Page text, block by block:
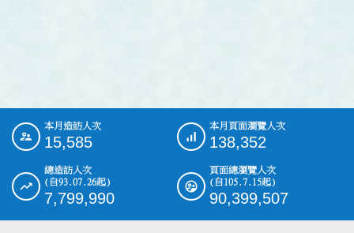
::: 本月造訪人次
15,585
本月頁面瀏覽人次
138,352
總造訪人次
(自93.07.26起)
7,799,990
頁面總瀏覽人次
(自105.7.15起)
90,399,507